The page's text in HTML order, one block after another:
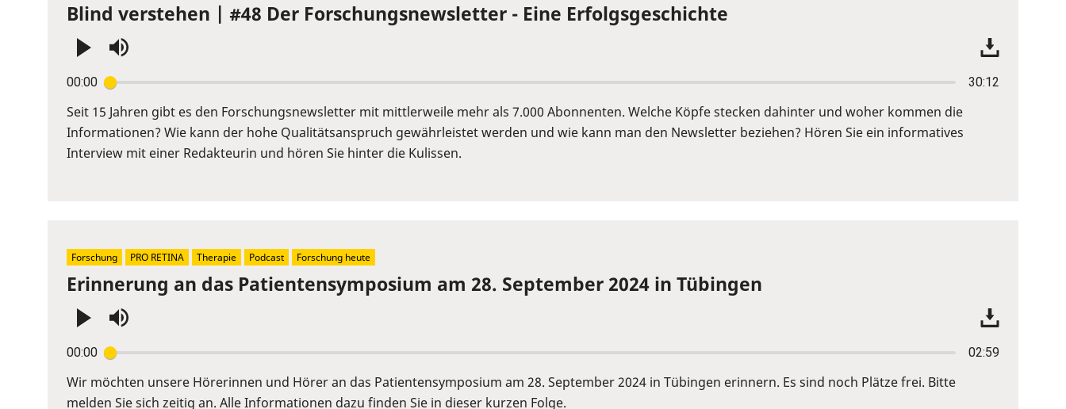
Blind verstehen | #48 Der Forschungsnewsletter - Eine Erfolgsgeschichte
00:00 30:12
Enter
or
Space
to
Seit 15 Jahren gibt es den Forschungsnewsletter mit mittlerweile mehr als 7.000 Abonnenten. Welche Köpfe stecken dahinter und woher kommen die
Informationen? Wie kann der hohe Qualitätsanspruch gewährleistet werden und wie kann man den Newsletter beziehen? Hören Sie ein informatives
Interview mit einer Redakteurin und hören Sie hinter die Kulissen.
Erinnerung an das Patientensymposium am 28. September 2024 in Tübingen
00:00 02:59
Enter
or
Space
Wir möchten unsere Hörerinnen und Hörer an das Patientensymposium am 28. September 2024 in Tübingen erinnern. Es sind noch Plätze frei. Bitte
melden Sie sich zeitig an. Alle Informationen dazu finden Sie in dieser kurzen Folge.
Forschung PRO RETINA Therapie Podcast Forschung heute